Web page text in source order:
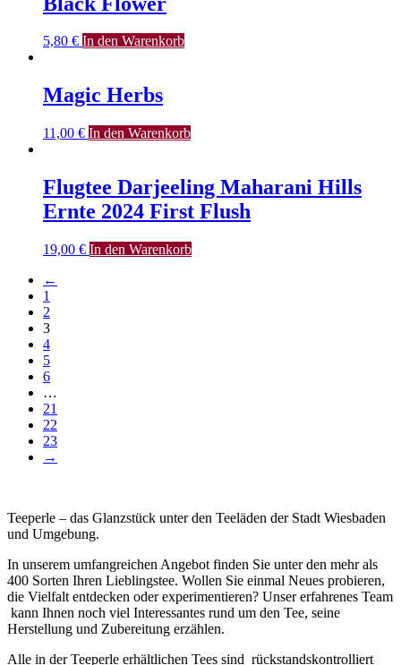
5,80 € In den Warenkorb
Magic Herbs
11,00 € In den Warenkorb
Flugtee Darjeeling Maharani Hills
Ernte 2024 First Flush
19,00 € In den Warenkorb
←
1
2
3
4
5
6
…
21
22
23
→
Teeperle – das Glanzstück unter den Teeläden der Stadt Wiesbaden
und Umgebung.
In unserem umfangreichen Angebot finden Sie unter den mehr als
400 Sorten Ihren Lieblingstee. Wollen Sie einmal Neues probieren,
die Vielfalt entdecken oder experimentieren? Unser erfahrenes Team
kann Ihnen noch viel Interessantes rund um den Tee, seine
Herstellung und Zubereitung erzählen.
Alle in der Teeperle erhältlichen Tees sind rückstandskontrolliert